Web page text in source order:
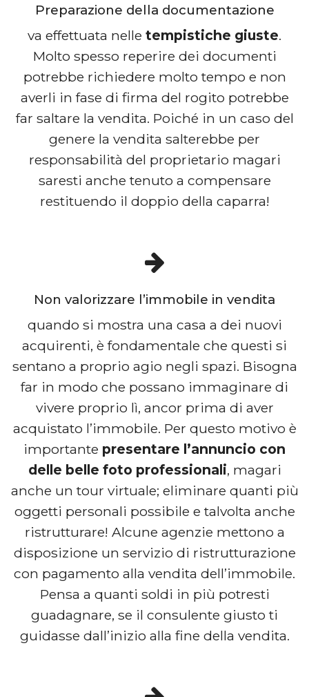
Preparazione della documentazione
va effettuata nelle tempistiche giuste.
Molto spesso reperire dei documenti
potrebbe richiedere molto tempo e non
averli in fase di firma del rogito potrebbe
far saltare la vendita. Poiché in un caso del
genere la vendita salterebbe per
responsabilità del proprietario magari
saresti anche tenuto a compensare
restituendo il doppio della caparra!
Non valorizzare l’immobile in vendita
quando si mostra una casa a dei nuovi
acquirenti, è fondamentale che questi si
sentano a proprio agio negli spazi. Bisogna
far in modo che possano immaginare di
vivere proprio lì, ancor prima di aver
acquistato l’immobile. Per questo motivo è
importante presentare l’annuncio con
delle belle foto professionali, magari
anche un tour virtuale; eliminare quanti più
oggetti personali possibile e talvolta anche
ristrutturare! Alcune agenzie mettono a
disposizione un servizio di ristrutturazione
con pagamento alla vendita dell’immobile.
Pensa a quanti soldi in più potresti
guadagnare, se il consulente giusto ti
guidasse dall’inizio alla fine della vendita.